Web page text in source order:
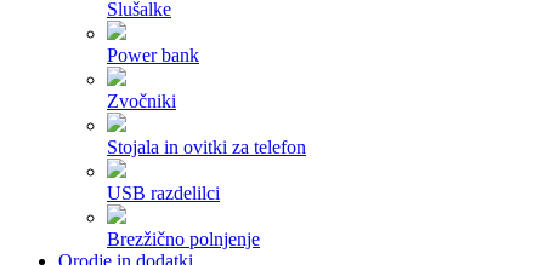
Slušalke
Power bank
Zvočniki
Stojala in ovitki za telefon
USB razdelilci
Brezžično polnjenje
Orodje in dodatki